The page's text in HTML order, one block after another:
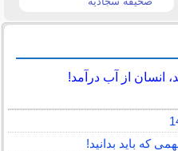
از آب درآمد!
که باید بدانید!